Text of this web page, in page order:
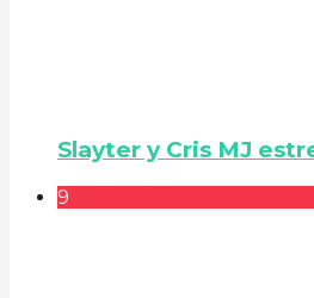
Slayter y Cris MJ
9